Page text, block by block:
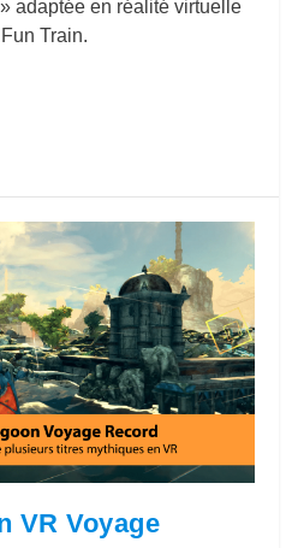
adaptée en réalité virtuelle
Train.
VR Voyage